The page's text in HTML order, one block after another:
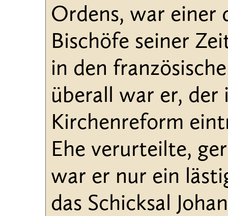
Ordens, war einer
Bischöfe seiner
in den
überall war er, der
Kirchenreform
Ehe verurteilte,
war er nur ein
das Schicksal